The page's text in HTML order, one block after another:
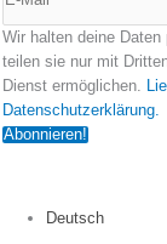
Wir halten deine Daten
teilen sie nur mit
Dienst ermöglichen.
Datenschutzerklärung.
Deutsch